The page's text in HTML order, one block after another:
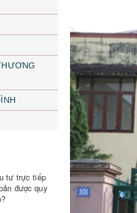
tư trực tiếp
được quy